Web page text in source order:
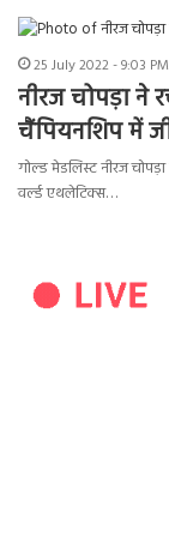
25 July 2022 - 9:03 PM
नीरज चोपड़ा ने
चैंपियनशिप में
गोल्ड मेडलिस्ट नीरज
वर्ल्ड एथलेटिक्स…